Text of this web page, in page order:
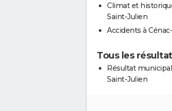
Climat et
Saint-Julien
Accidents à
Tous les
Résultat
Saint-Julien